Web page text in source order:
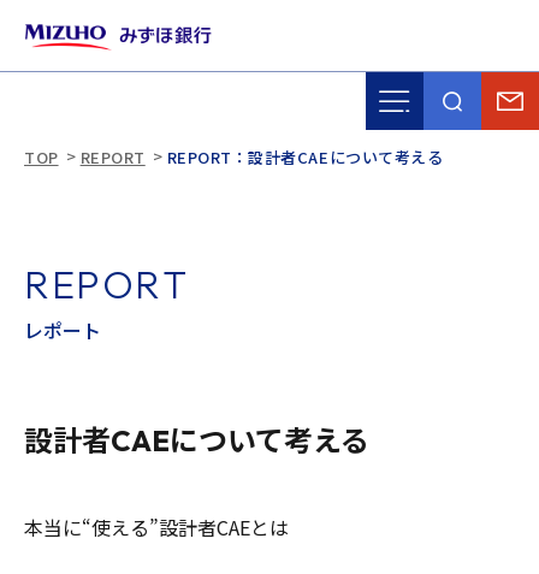
TOP REPORT REPORT：設計者CAEについて考える
REPORT
レポー ト
設計者CAEについて考える
本当に“使える”設計者CAEとは